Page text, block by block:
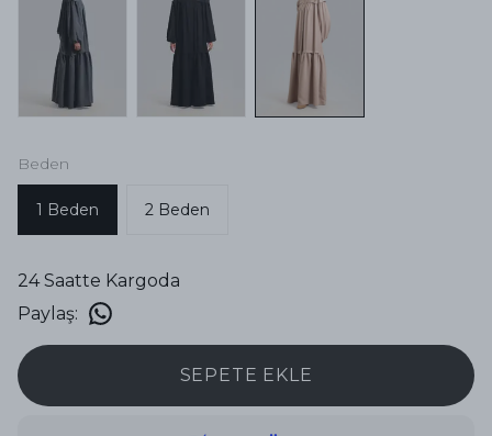
Beden
1 Beden 2 Beden
24 Saatte Kargoda
Paylaş:
SEPETE EKLE